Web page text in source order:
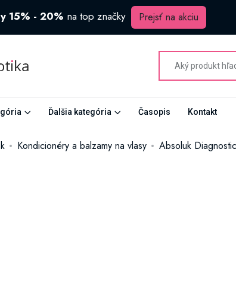
15% - 20% na top značky Prejsť na akciu
Ďalšia kategória Časopis Kontakt
Kondicionéry a balzamy na vlasy Absoluk